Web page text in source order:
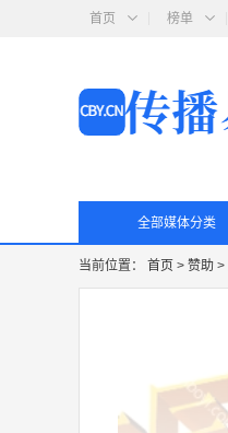
首页 榜单
全部媒体分类
当前位置： 首页 > 赞助 >